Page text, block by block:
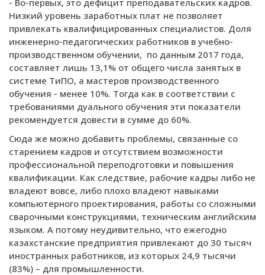
Низкий уровень заработных плат не позволяет
привлекать квалифицированных специалистов. Доля
инженерно-педагогических работников в учебно-
производственном обучении, по данным 2017 года,
составляет лишь 13,1% от общего числа занятых в
системе ТиПО, а мастеров производственного
обучения - менее 10%. Тогда как в соответствии с
требованиями дуального обучения эти показатели
рекомендуется довести в сумме до 60%.
Сюда же можно добавить проблемы, связанные со
старением кадров и отсутствием возможности
профессиональной переподготовки и повышения
квалификации. Как следствие, рабочие кадры либо не
владеют вовсе, либо плохо владеют навыками
компьютерного проектирования, работы со сложными
сварочными конструкциями, техническим английским
языком. А потому неудивительно, что ежегодно
казахстанские предприятия привлекают до 30 тысяч
иностранных работников, из которых 24,9 тысячи
(83%) – для промышленности.